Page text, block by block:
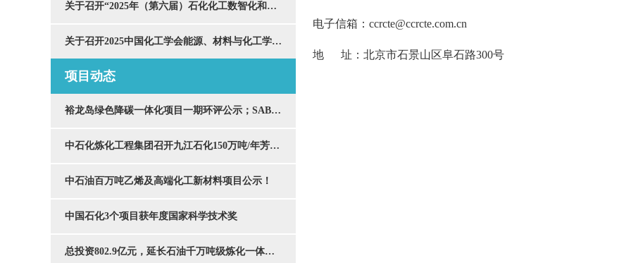
关于召开“2025年（第六届）石化化工数智化和智慧仓储技术大会”的通知
关于召开2025中国化工学会能源、材料与化工学术会议的通知
项目动态
裕龙岛绿色降碳一体化项目一期环评公示；SABIC与荣盛石化签署金塘新材料项目开发协议；中研股份1万吨/年聚醚醚酮项目落地
中石化炼化工程集团召开九江石化150万吨/年芳烃改造项目施工经验交流会
中石油百万吨乙烯及高端化工新材料项目公示！
中国石化3个项目获年度国家科学技术奖
总投资802.9亿元，延长石油千万吨级炼化一体化项目有新进展
电子信箱：ccrcte@ccrcte.com.cn
地 址：北京市石景山区阜石路300号